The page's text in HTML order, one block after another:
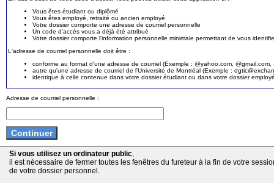
Vous êtes étudiant ou diplômé
Vous êtes employé, retraité ou ancien employé
Votre dossier comporte une adresse de courriel personnelle
Un code d'accès vous a déjà été attribué
Votre dossier comporte l'information personnelle minimale permettant de vous
L'adresse de courriel personnelle doit être :
conforme au format d'une adresse de courriel (Exemple : @yahoo.com,
autre qu'une adresse de courriel de l'Université de Montréal (Exemple :
identique à celle contenue dans votre dossier étudiant ou dans votre dossier
Adresse de courriel personnelle :
Si vous utilisez un ordinateur public,
il est nécessaire de fermer toutes les fenêtres du fureteur à la fin de votre
de votre dossier personnel.